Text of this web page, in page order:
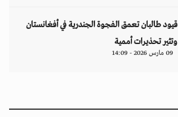
قيود طالبان تعمق الفجوة الجندرية في أفغانستان
وتثير تحذيرات أممية
09 مارس 2026 - 14:09